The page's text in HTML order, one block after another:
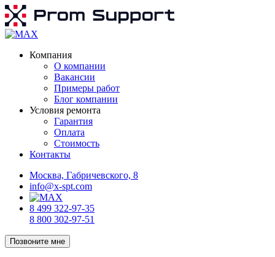
Компания
О компании
Вакансии
Примеры работ
Блог компании
Условия ремонта
Гарантия
Оплата
Стоимость
Контакты
Москва, Габричевского, 8
info@x-spt.com
8 499 322-97-35
8 800 302-97-51
Позвоните мне